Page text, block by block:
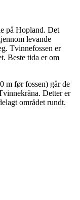
på Hopland. Det
levande
Tvinnefossen er
Beste tida er om
m før fossen) går de
Detter er
området rundt.